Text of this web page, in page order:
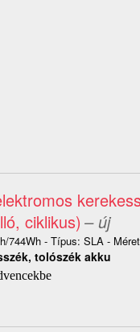
ciklikus) – új
744Wh - Típus: SLA -
tolószék akku